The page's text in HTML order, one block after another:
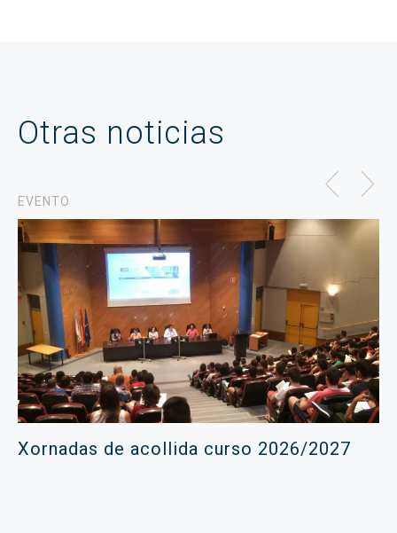
Otras noticias
EVENTO
Xornadas de acollida curso 2026/2027